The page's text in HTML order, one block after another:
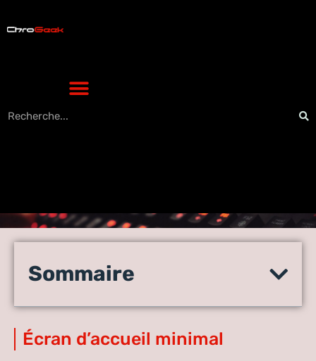
iPhone : les 9 agencements
minimaliste
Sommaire
Écran d’accueil minimal